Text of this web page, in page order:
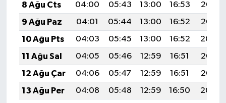
8 Ağu Cts
04:00 05:43 13:00 16:53
20:07
9 Ağu Paz
04:01 05:44 13:00 16:52
20:06
10 Ağu Pts
04:03 05:45 13:00 16:52
20:04
11 Ağu Sal
04:05 05:46 12:59 16:51
20:03
12 Ağu Çar
04:06 05:47 12:59 16:51
20:02
13 Ağu Per
04:08 05:48 12:59 16:50
20:00